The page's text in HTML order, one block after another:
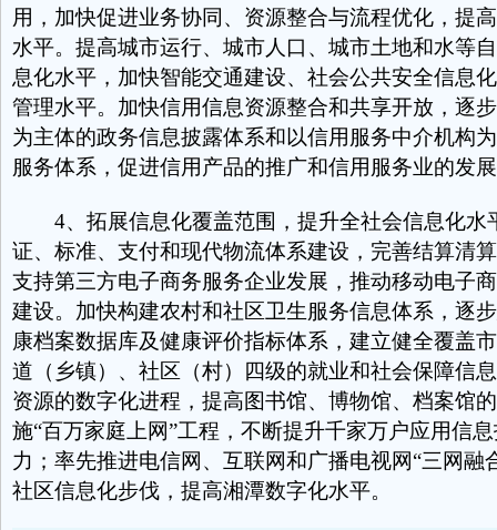
用，加快促进业务协同、资源整合与流程优化，提
水平。提高城市运行、城市人口、城市土地和水等
息化水平，加快智能交通建设、社会公共安全信息
管理水平。加快信用信息资源整合和共享开放，逐
为主体的政务信息披露体系和以信用服务中介机构
服务体系，促进信用产品的推广和信用服务业的发
4、拓展信息化覆盖范围，提升全社会信息化水
证、标准、支付和现代物流体系建设，完善结算清
支持第三方电子商务服务企业发展，推动移动电子
建设。加快构建农村和社区卫生服务信息体系，逐
康档案数据库及健康评价指标体系，建立健全覆盖
道（乡镇）、社区（村）四级的就业和社会保障信
资源的数字化进程，提高图书馆、博物馆、档案馆
施“百万家庭上网”工程，不断提升千家万户应用信
力；率先推进电信网、互联网和广播电视网“三网融
社区信息化步伐，提高湘潭数字化水平。